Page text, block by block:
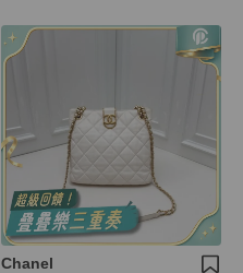
Chanel